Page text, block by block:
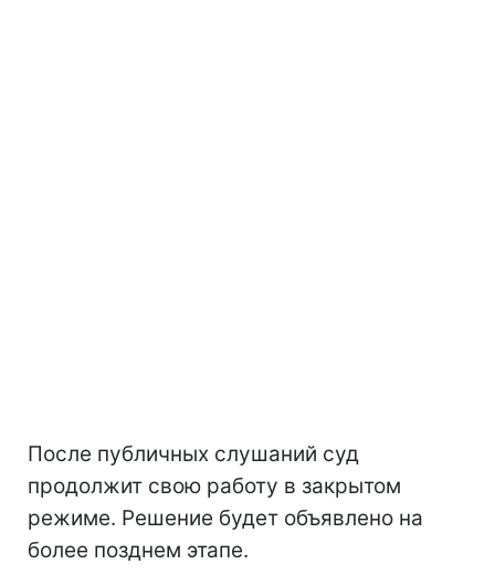
После публичных слушаний суд
продолжит свою работу в закрытом
режиме. Решение будет объявлено на
более позднем этапе.